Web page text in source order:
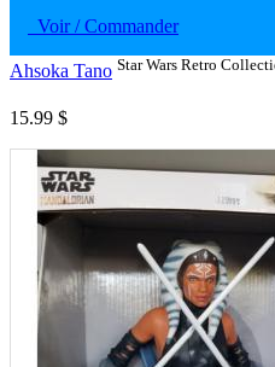
Voir / Commander
Ahsoka Tano Star Wars Retro
15.99 $